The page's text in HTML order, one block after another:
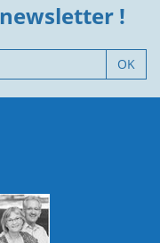
newsletter !
OK